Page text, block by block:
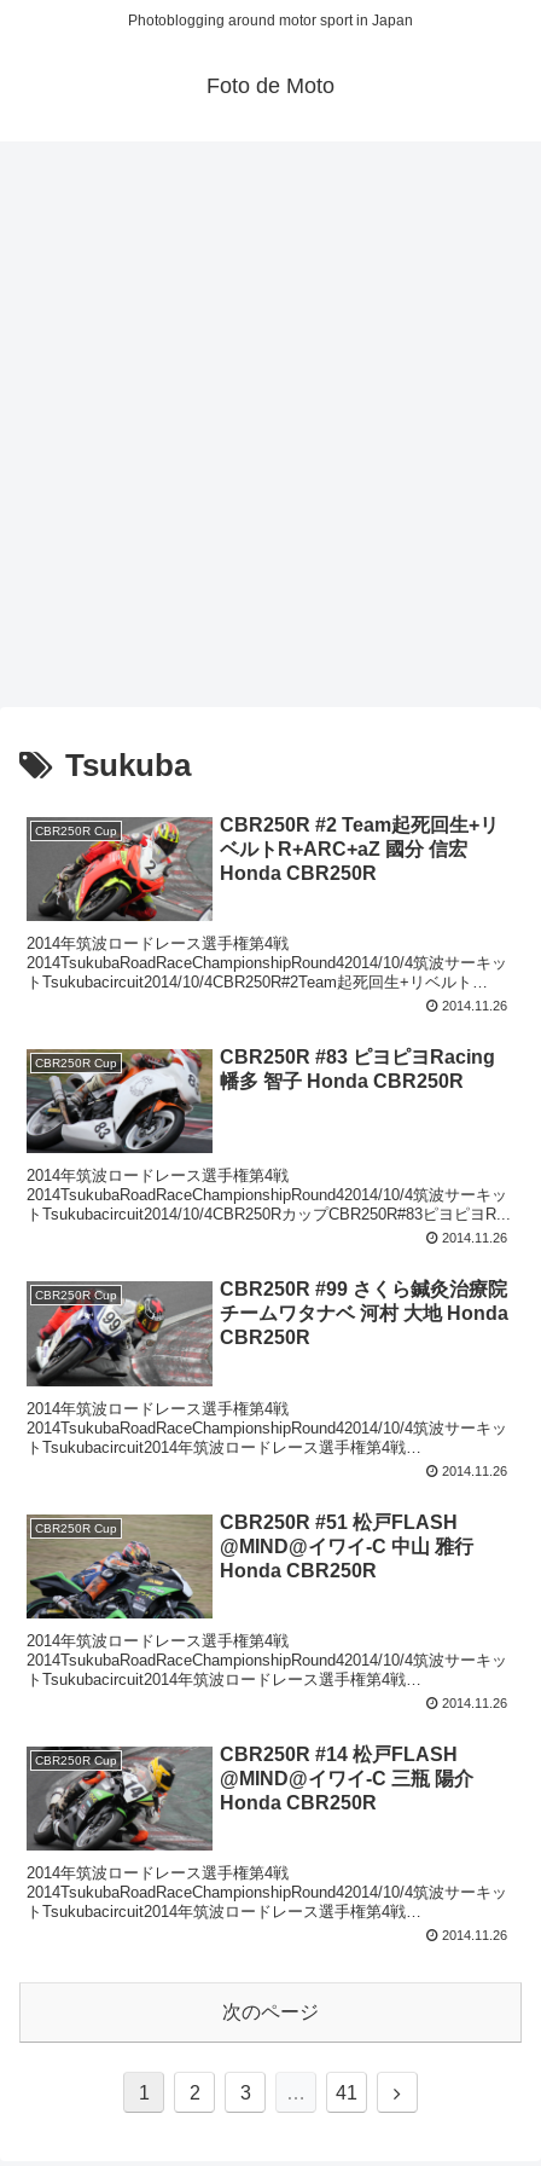
Photoblogging around motor sport in Japan
Foto de Moto
Tsukuba
CBR250R Cup
CBR250R #2 Team起死回生+リ
ベルトR+ARC+aZ 國分 信宏
Honda CBR250R
2014年筑波ロードレース選手権第4戦
2014TsukubaRoadRaceChampionshipRound42014/10/4筑波サーキッ
トTsukubacircuit2014/10/4CBR250R#2Team起死回生+リベルト
2014.11.26
CBR250R Cup
CBR250R #83 ピヨピヨRacing
幡多 智子 Honda CBR250R
2014年筑波ロードレース選手権第4戦
2014TsukubaRoadRaceChampionshipRound42014/10/4筑波サーキッ
トTsukubacircuit2014/10/4CBR250RカップCBR250R#83ピヨピヨR...
2014.11.26
CBR250R Cup
CBR250R #99 さくら鍼灸治療院
チームワタナベ 河村 大地 Honda
CBR250R
2014年筑波ロードレース選手権第4戦
2014TsukubaRoadRaceChampionshipRound42014/10/4筑波サーキッ
トTsukubacircuit2014年筑波ロードレース選手権第4戦
2014.11.26
CBR250R Cup
CBR250R #51 松戸FLASH
@MIND@イワイ-C 中山 雅行
Honda CBR250R
2014年筑波ロードレース選手権第4戦
2014TsukubaRoadRaceChampionshipRound42014/10/4筑波サーキッ
トTsukubacircuit2014年筑波ロードレース選手権第4戦
2014.11.26
CBR250R Cup
CBR250R #14 松戸FLASH
@MIND@イワイ-C 三瓶 陽介
Honda CBR250R
2014年筑波ロードレース選手権第4戦
2014TsukubaRoadRaceChampionshipRound42014/10/4筑波サーキッ
トTsukubacircuit2014年筑波ロードレース選手権第4戦
2014.11.26
次のページ
1 2 3 … 41
次